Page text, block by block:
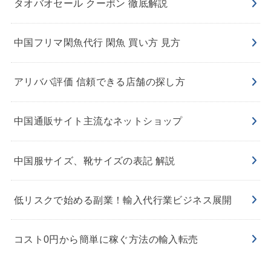
タオバオセール クーポン 徹底解説
中国フリマ閑魚代行 閑魚 買い方 見方
アリババ評価 信頼できる店舗の探し方
中国通販サイト主流なネットショップ
中国服サイズ、靴サイズの表記 解説
低リスクで始める副業！輸入代行業ビジネス展開
コスト0円から簡単に稼ぐ方法の輸入転売